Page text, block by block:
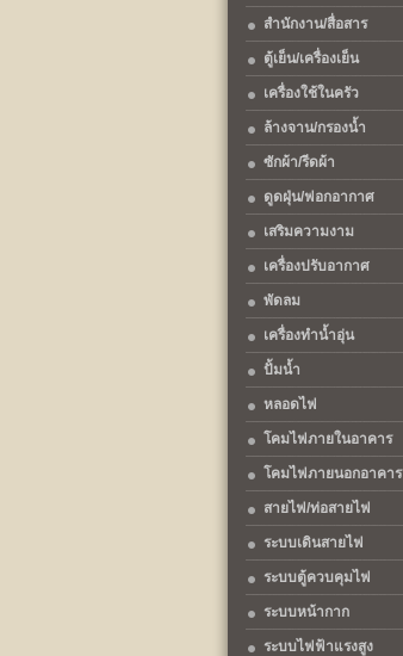
สำนักงาน/สื่อสาร
ตู้เย็น/เครื่องเย็น
เครื่องใช้ในครัว
ล้างจาน/กรองน้ำ
ซักผ้า/รีดผ้า
ดูดฝุ่น/ฟอกอากาศ
เสริมความงาม
เครื่องปรับอากาศ
พัดลม
เครื่องทำน้ำอุ่น
ปั้มน้ำ
หลอดไฟ
โคมไฟภายในอาคาร
โคมไฟภายนอกอาคาร
สายไฟ/ท่อสายไฟ
ระบบเดินสายไฟ
ระบบตู้ควบคุมไฟ
ระบบหน้ากาก
ระบบไฟฟ้าแรงสูง